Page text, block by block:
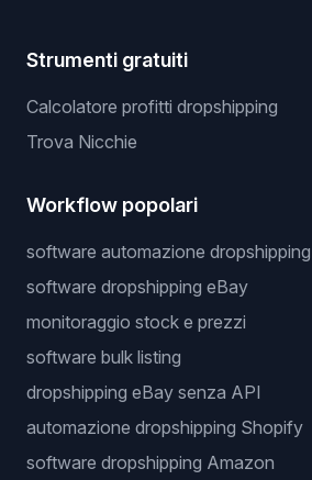
Strumenti gratuiti
Calcolatore profitti dropshipping
Trova Nicchie
Workflow popolari
software automazione dropshipping
software dropshipping eBay
monitoraggio stock e prezzi
software bulk listing
dropshipping eBay senza API
automazione dropshipping Shopify
software dropshipping Amazon